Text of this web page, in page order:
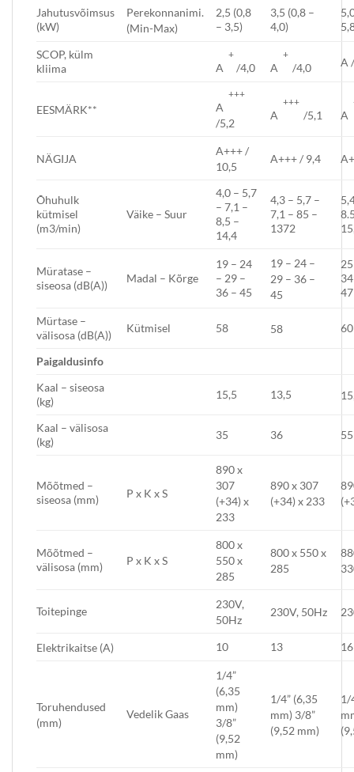
Jahutusvõimsus
(kW)
Perekonnanimi.
(Min-Max)
2,5 (0,8
– 3,5)
3,5 (0,8 –
4,0)
SCOP, külm
kliima
A
+
/4,0 A
+
/4,0 A
EESMÄRK** A
+++
/5,2
A
+++
/5,1 A
NÄGIJA
A+++ /
10,5
A+++ / 9,4
Õhuhulk
kütmisel
(m3/min)
Väike – Suur
4,0 – 5,7
– 7,1 –
8,5 –
14,4
4,3 – 5,7 –
7,1 – 85 –
1372
Müratase –
siseosa (dB(A))
Madal – Kõrge
19 – 24
– 29 –
36 – 45
19 – 24 –
29 – 36 –
45
47
Mürtase –
välisosa (dB(A))
Kütmisel 58 58 60
Paigaldusinfo
Kaal – siseosa
(kg)
15,5 13,5
Kaal – välisosa
(kg)
35 36 55
Mõõtmed –
siseosa (mm)
P x K x S
890 x
307
(+34) x
233
890 x 307
(+34) x 233
Mõõtmed –
välisosa (mm)
P x K x S
800 x
550 x
285
800 x 550 x
285
Toitepinge
230V,
50Hz
230V, 50Hz
Elektrikaitse (A) 10 13 16
Toruhendused
(mm)
Vedelik Gaas
1/4”
(6,35
mm)
3/8”
(9,52
mm)
1/4” (6,35
mm) 3/8”
(9,52 mm)
1/